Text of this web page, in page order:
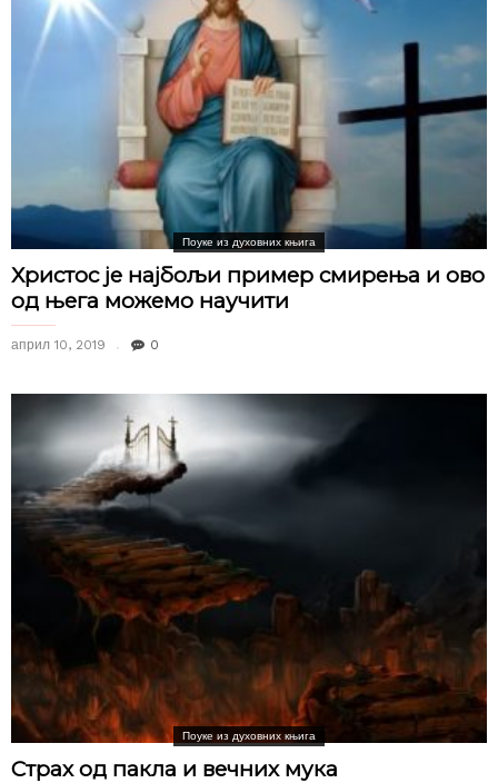
Поуке из духовних књига
Христос је најбољи пример смирења и ово
од њега можемо научити
април 10, 2019 0
Поуке из духовних књига
Страх од пакла и вечних мука